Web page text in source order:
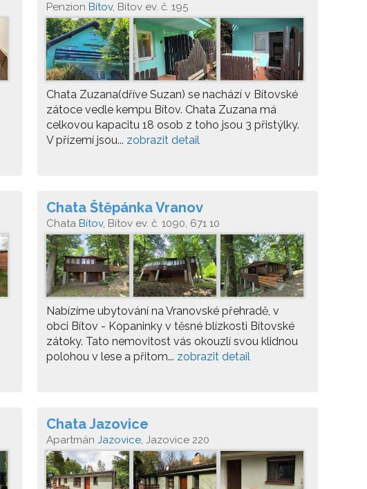
Penzion Bítov, Bítov ev. č. 195
Chata Zuzana(dříve Suzan) se nachází v Bítovské
zátoce vedle kempu Bítov. Chata Zuzana má
celkovou kapacitu 18 osob z toho jsou 3 přistýlky.
V přízemí jsou... zobrazit detail
Chata Štěpánka Vranov
Chata Bítov, Bítov ev. č. 1090, 671 10
Nabízíme ubytování na Vranovské přehradě, v
obci Bítov - Kopaninky v těsné blízkosti Bítovské
zátoky. Tato nemovitost vás okouzlí svou klidnou
polohou v lese a přitom... zobrazit detail
Chata Jazovice
Apartmán Jazovice, Jazovice 220